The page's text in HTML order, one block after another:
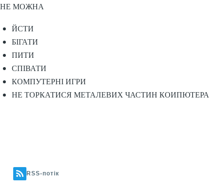
НЕ МОЖНА
ЙСТИ
БІГАТИ
ПИТИ
СПІВАТИ
КОМПУТЕРНІ ИГРИ
НЕ ТОРКАТИСЯ МЕТАЛЕВИХ ЧАСТИН КОИПЮТЕРА
RSS-потік